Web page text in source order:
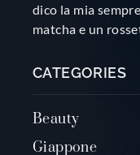
dico la mia
matcha e un
CATEGORIES
Beauty
Giappone